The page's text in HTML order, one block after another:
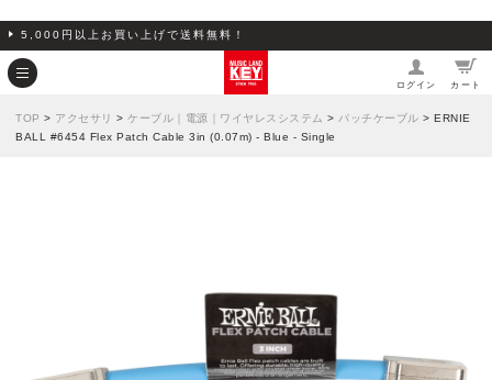
5,000円以上お買い上げで送料無料！
ログイン カート
TOP > アクセサリ > ケーブル｜電源｜ワイヤレスシステム > パッチケーブル > ERNIE
BALL #6454 Flex Patch Cable 3in (0.07m) - Blue - Single